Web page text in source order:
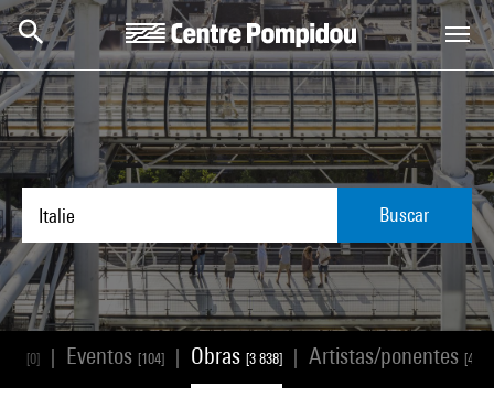
Skip to main content
Centre Pompidou
Buscar
[0] Eventos [104] Obras [3 838] Artistas/ponentes [48]